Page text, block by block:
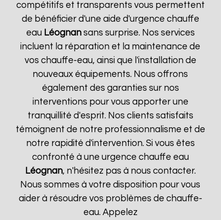
compétitifs et transparents vous permettent
de bénéficier d'une aide d'urgence chauffe
eau Léognansans surprise. Nos services
incluent la réparation et la maintenance de
vos chauffe-eau, ainsi que l'installation de
nouveaux équipements. Nous offrons
également des garanties sur nos
interventions pour vous apporter une
tranquillité d'esprit. Nos clients satisfaits
témoignent de notre professionnalisme et de
notre rapidité d'intervention. Si vous êtes
confronté à une urgence chauffe eau
Léognan, n'hésitez pas à nous contacter.
Nous sommes à votre disposition pour vous
aider à résoudre vos problèmes de chauffe-
eau. Appelez